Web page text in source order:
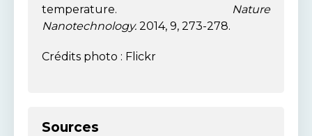
temperature.
Nature
Nanotechnology. 2014, 9, 273-278.
Crédits photo : Flickr
Sources